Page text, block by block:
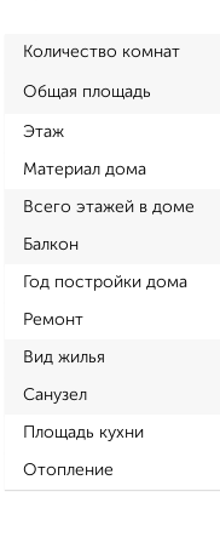
Количество комнат
Общая площадь
Этаж
Материал дома
Всего этажей в доме
Балкон
Год постройки дома
Ремонт
Вид жилья
Санузел
Площадь кухни
Отопление